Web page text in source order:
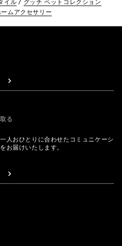
イル
グッチ ペットコレクション
ムアクセサリー
取る
人おひとりに合わせたコミュニケーシ
お届けいたします。